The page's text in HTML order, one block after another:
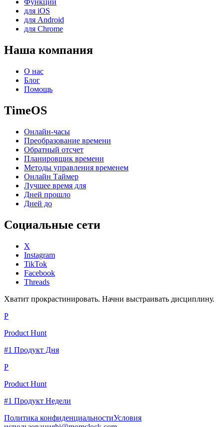
Функции
для iOS
для Android
для Chrome
Наша компания
О нас
Блог
Помощь
TimeOS
Онлайн-часы
Преобразование времени
Обратный отсчет
Планировщик времени
Методы управления временем
Онлайн Таймер
Лучшее время для
Дней прошло
Дней до
Социальные сети
X
Instagram
TikTok
Facebook
Threads
Хватит прокрастинировать. Начни выстраивать дисциплину.
P
Product Hunt
#1 Продукт Дня
P
Product Hunt
#1 Продукт Недели
Политика конфиденциальностиУсловия